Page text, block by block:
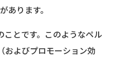
ります。
とです。このようなペル
およびプロモーション効